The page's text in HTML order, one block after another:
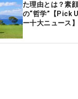
た理由とは？素
の“哲学”【Pick
ー十大ニュース】